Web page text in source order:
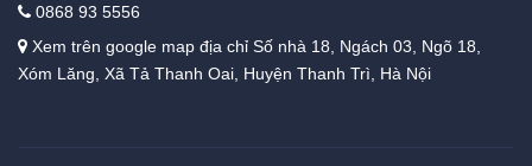
0868 93 5556
Xem trên google map địa chỉ Số nhà 18, Ngách 03, Ngõ 18,
Xóm Lăng, Xã Tả Thanh Oai, Huyện Thanh Trì, Hà Nội